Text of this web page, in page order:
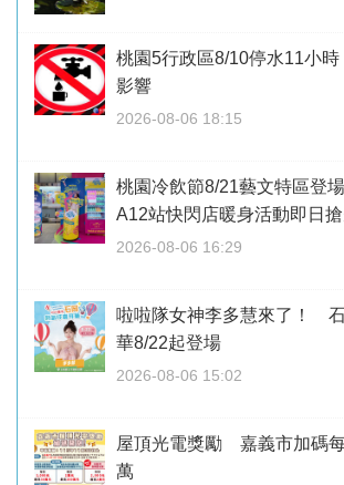
桃園5行政區8/10停水11小
影響
2026-08-06 18:15
桃園冷飲節8/21藝文特區登
A12站快閃店暖身活動即日
2026-08-06 16:29
啦啦隊女神李多慧來了！
華8/22起登場
2026-08-06 15:02
屋頂光電獎勵 嘉義市加碼
萬